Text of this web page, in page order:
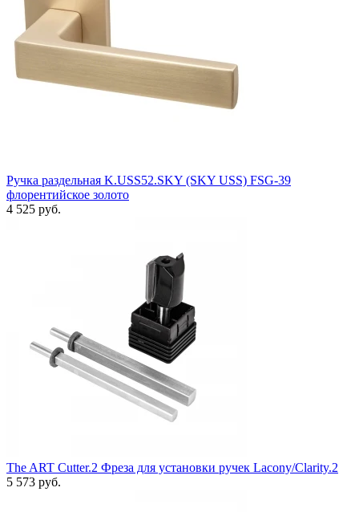
Ручка раздельная K.USS52.SKY (SKY USS) FSG-39
флорентийское золото
4 525 руб.
The ART Cutter.2 Фреза для установки ручек Lacony/Clarity.2
5 573 руб.